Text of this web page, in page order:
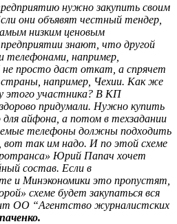
нужно закупить своим
они объявят честный тендер,
низким ценовым
знают, что другой
телефонами, например,
просто даст откат, а спрячет
страны, например, Чехии. Как же
этого участника? В КП
придумали. Нужно купить
для айфона, а потом в техзадании
телефоны должны подходить
вот так им надо. И по этой схеме
Юрий Папач хочет
состав. Если в
и Минэкономики это пропустят,
схеме будет закупаться вся
ОО “Агентство журналистских